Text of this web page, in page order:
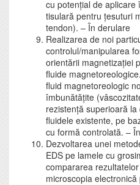
cu potențial de
tisulară pentru țesuturi
tendon). – În derulare
Realizarea de noi
controlul/manipularea
orientării magnetizației
fluide
fluid magnetoreologic
îmbunătățite
rezistență superioară
fluidele existente, pe
cu formă controlată. –
Dezvoltarea unei
EDS pe lamele cu
compararea
microscopia